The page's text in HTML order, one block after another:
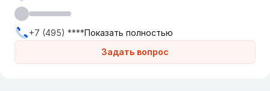
Задать вопрос
+7 (495) ****Показать полностью